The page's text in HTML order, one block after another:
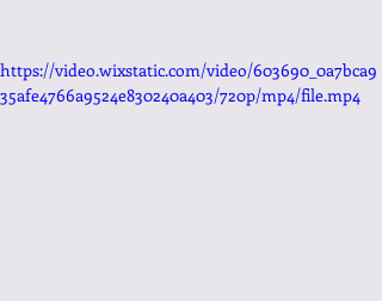
https://video.wixstatic.com/video/603690_0a7bca9
35afe4766a9524e830240a403/720p/mp4/file.mp4